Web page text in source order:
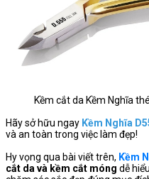
Kềm cắt da Kềm Nghĩa
Hãy sở hữu ngay Kềm Nghĩa
và an toàn trong việc làm đẹp!
Hy vọng qua bài viết trên, Kềm
cắt da và kềm cắt móng dễ